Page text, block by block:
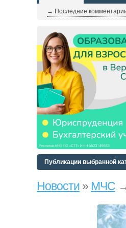
→ Последние
Публикации выбранной
Новости » МЧС